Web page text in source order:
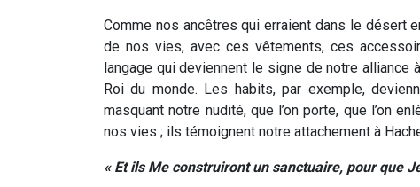
Comme nos ancêtres qui erraient dans le désert
de nos vies, avec ces vêtements, ces
langage qui deviennent le signe de notre alliance
Roi du monde. Les habits, par exemple,
masquant notre nudité, que l’on porte, que l’on
nos vies ; ils témoignent notre attachement à
« Et ils Me construiront un sanctuaire, pour que